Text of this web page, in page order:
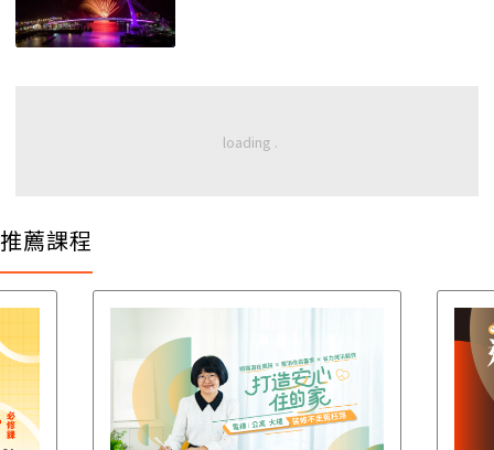
推薦課程